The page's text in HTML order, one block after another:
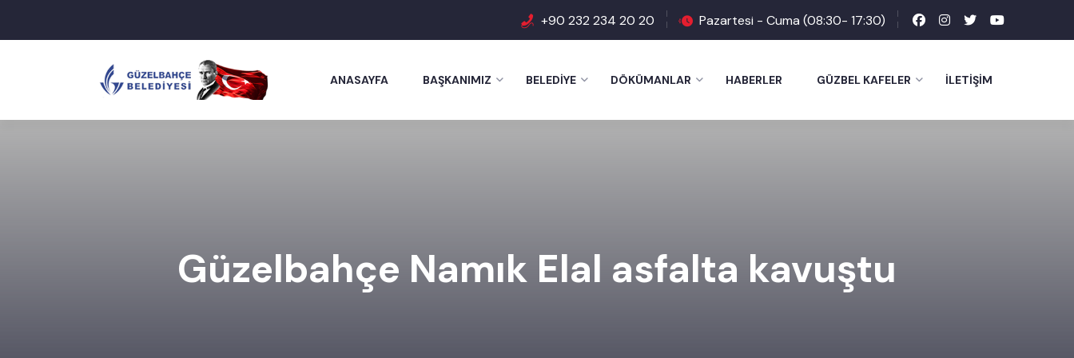
+90 232 234 20 20 Pazartesi - Cuma (08:30- 17:30)
ANASAYFA BAŞKANIMIZ BELEDIYE DÖKÜMANLAR HABERLER GÜZBEL KAFELER İLETIŞIM
Güzelbahçe Namık Elal asfalta kavuştu